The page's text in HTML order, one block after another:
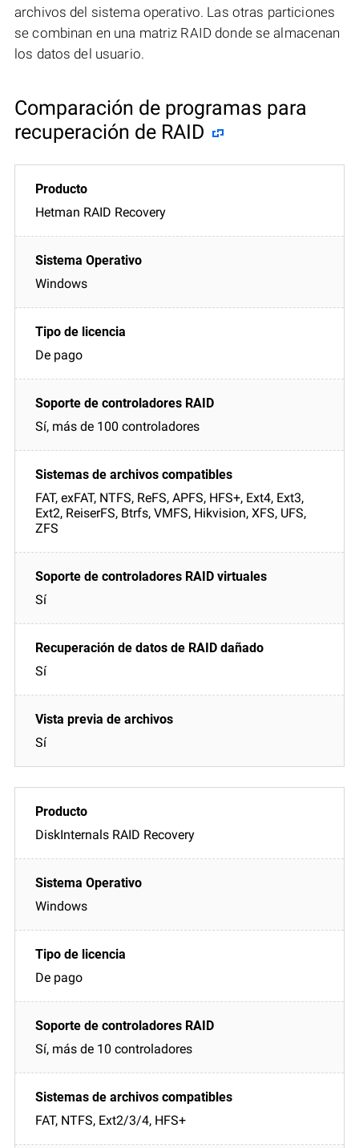
archivos del sistema operativo. Las otras particiones
se combinan en una matriz RAID donde se almacenan
los datos del usuario.
Comparación de programas para
recuperación de RAID
Hetman RAID Recovery
Windows
De pago
Sí, más de 100 controladores
FAT, exFAT, NTFS, ReFS, APFS, HFS+, Ext4, Ext3,
Ext2, ReiserFS, Btrfs, VMFS, Hikvision, XFS, UFS,
ZFS
Sí
Sí
Sí
DiskInternals RAID Recovery
Windows
De pago
Sí, más de 10 controladores
FAT, NTFS, Ext2/3/4, HFS+